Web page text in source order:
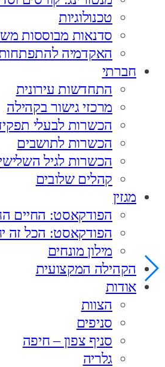
טכנולוגיות
סדנאות מבוססות
האקדמיה להתפתחות
חברתי
התחדשות עירונית
מרכזי גישור בקהילה
הכשרות לבעלי
הכשרות לתושבים
הכשרות לגיל
קהלים שלובים
מגזין
הפודקאסט: החיים
הפודקאסט: הכל זה
מילון מונחים
הקהילה המקצועית
אודות
הצוות
סניפים
סניף צפון – חיפה
גלריה